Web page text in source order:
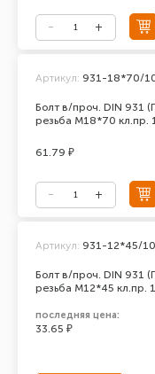
Болт в/проч. DIN 931
резьба М18*70 кл.пр.
Артикул: 931-18*70/
61.79 ₽
Болт в/проч. DIN 931
резьба М12*45 кл.пр.
Артикул: 931-12*45/
последняя цена:
33.65 ₽